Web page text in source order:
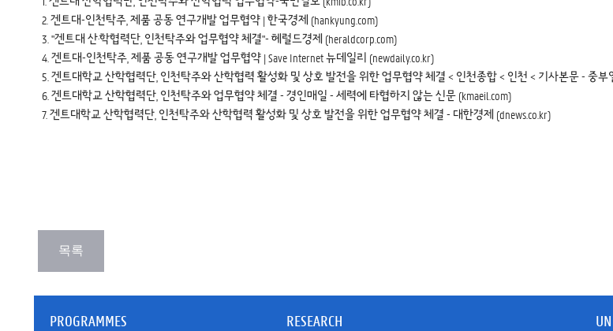
2.겐트대-인천탁주, 제품 공동 연구개발 업무협약 | 한국경제 (hankyung.com)
3."겐트대 산·학협력단, 인천탁주와 업무협약 체결"- 헤럴드경제 (heraldcorp.com)
4.겐트대-인천탁주, 제품 공동 연구개발 업무협약 | Save Internet 뉴데일리 (newdaily.co.kr)
5.겐트대학교 산학협력단, 인천탁주와 산학협력 활성화 및 상호 발전을 위한 업무협약 체결 < 인천종합 < 인천 < 기사본문 - 중부
6.겐트대학교 산학협력단, 인천탁주와 업무협약 체결 - 경인매일 - 세력에 타협하지 않는 신문 (kmaeil.com)
7.겐트대학교 산학협력단, 인천탁주와 산학협력 활성화 및 상호 발전을 위한 업무협약 체결 - 대한경제 (dnews.co.kr)
PROGRAMMES RESEARCH